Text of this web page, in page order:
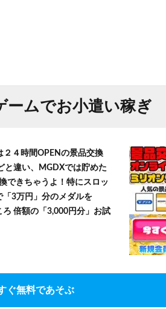
ームでお小遣い稼ぎ
２４時間OPENの景品交換
と違い、MGDXでは貯めた
できちゃうよ！特にスロッ
「3万円」分のメダルを
倍額の「3,000円分」お試
ぐ無料であそぶ